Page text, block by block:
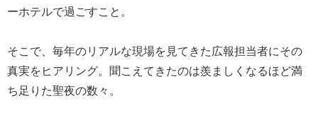
ーホテルで過ごすこと。
そこで、毎年のリアルな現場を見てきた広報担当者にその
真実をヒアリング。聞こえてきたのは羨ましくなるほど満
ち足りた聖夜の数々。